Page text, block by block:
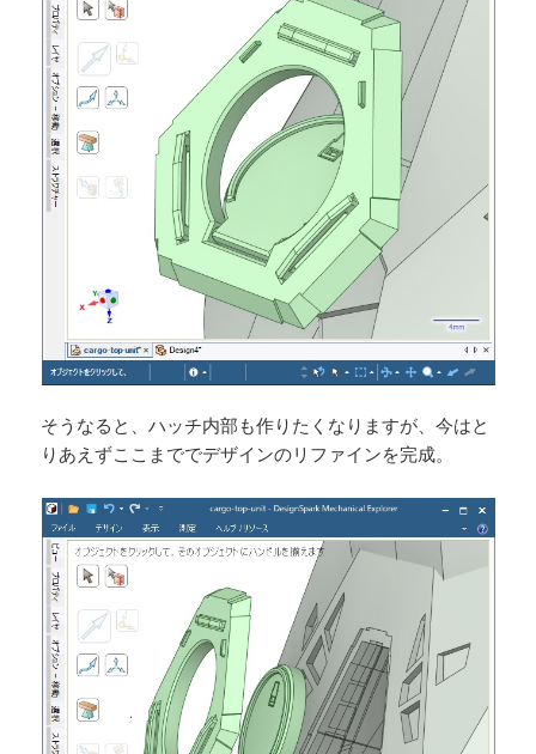
そうなると、ハッチ内部も作りたくなりますが、今はと
りあえずここまででデザインのリファインを完成。